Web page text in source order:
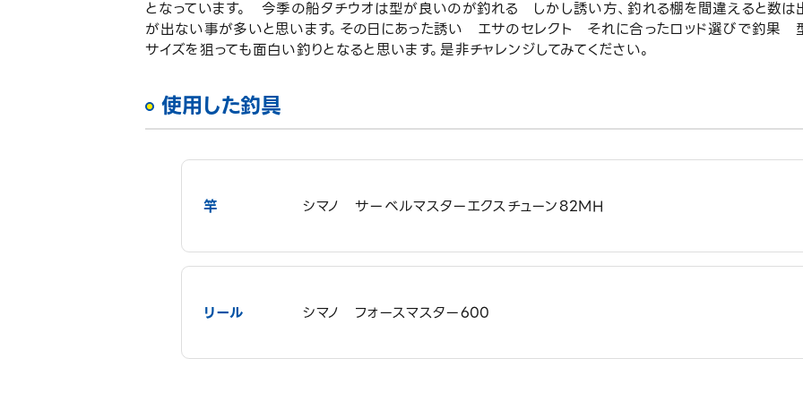
となっています。 今季の船タチウオは型が良いのが釣れる しかし誘い方、釣れる棚を間違えると数は
が出ない事が多いと思います。その日にあった誘い エサのセレクト それに合ったロッド選びで釣果
サイズを狙っても面白い釣りとなると思います。是非チャレンジしてみてください。
使用した釣具
竿 シマノ サーベルマスターエクスチューン82MH
リール シマノ フォースマスター600